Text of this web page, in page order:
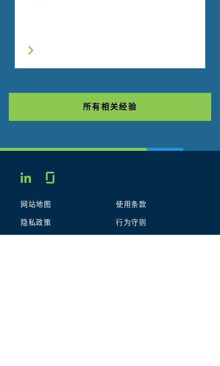
所有相关经验
LINKEDIN
网站地图 使用条款
隐私政策 行为守则